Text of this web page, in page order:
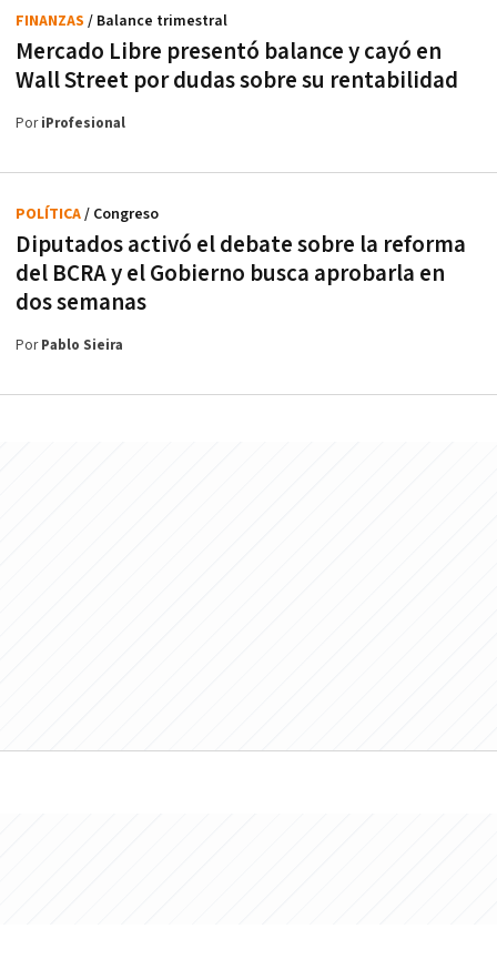
Mercado Libre presentó balance y cayó en
Wall Street por dudas sobre su rentabilidad
FINANZAS / Balance trimestral
PoriProfesional
Diputados activó el debate sobre la reforma
del BCRA y el Gobierno busca aprobarla en
dos semanas
POLÍTICA/ Congreso
PorPablo Sieira